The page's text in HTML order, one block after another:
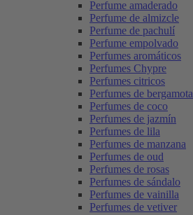
Perfume amaderado
Perfume de almizcle
Perfume de pachulí
Perfume empolvado
Perfumes aromáticos
Perfumes Chypre
Perfumes citricos
Perfumes de bergamota
Perfumes de coco
Perfumes de jazmín
Perfumes de lila
Perfumes de manzana
Perfumes de oud
Perfumes de rosas
Perfumes de sándalo
Perfumes de vainilla
Perfumes de vetiver